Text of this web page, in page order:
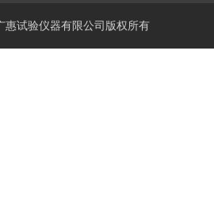
试验仪器有限公司版权所有